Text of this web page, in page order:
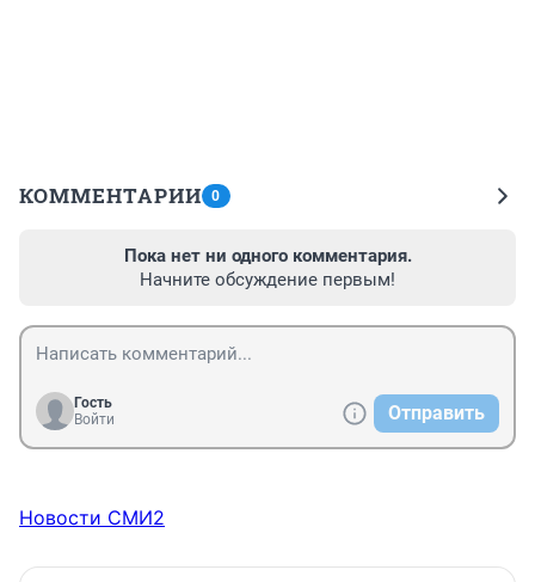
КОММЕНТАРИИ 0
Пока нет ни одного комментария.
Начните обсуждение первым!
Гость
Войти
Отправить
Новости СМИ2